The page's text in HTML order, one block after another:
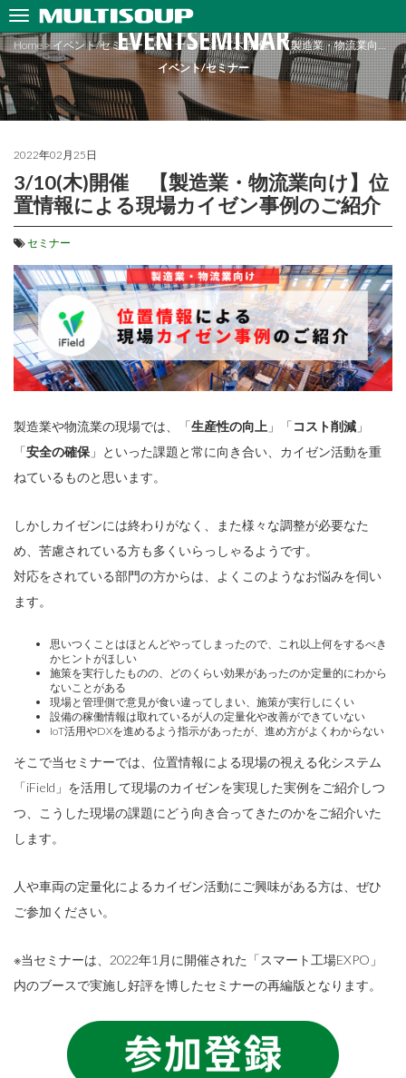
EVENTSEMINAR
イベント/セミナー
Home>イベント/セミナー>セミナー>3/10(木)開催 【製造業・物流業向…
2022年02月25日
3/10(木)開催 【製造業・物流業向け】位
置情報による現場カイゼン事例のご紹介
セミナー
製造業や物流業の現場では、「生産性の向上 」「コスト削減 」
「安全の確保 」といった課題と常に向き合い、カイゼン活動を重
ねているものと思います。
しかしカイゼンには終わりがなく、また様々な調整が必要なた
め、苦慮されている方も多くいらっしゃるようです。
対応をされている部門の方からは、よくこのようなお悩みを伺い
ます。
思いつくことはほとんどやってしまったので、これ以上何をするべき
かヒントがほしい
施策を実行したものの、どのくらい効果があったのか定量的にわから
ないことがある
現場と管理側で意見が食い違ってしまい、施策が実行しにくい
設備の稼働情報は取れているが人の定量化や改善ができていない
IoT活用やDXを進めるよう指示があったが、進め方がよくわからない
そこで当セミナーでは、位置情報による現場の視える化システム
「iField」を活用して現場のカイゼンを実現した実例をご紹介しつ
つ、こうした現場の課題にどう向き合ってきたのかをご紹介いた
します。
人や車両の定量化によるカイゼン活動にご興味がある方は、ぜひ
ご参加ください。
※当セミナーは、2022年1月に開催された「スマート工場EXPO」
内のブースで実施し好評を博したセミナーの再編版となります。